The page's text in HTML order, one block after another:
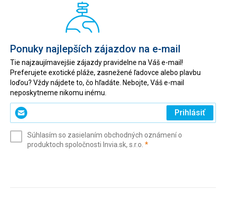
Ponuky najlepších zájazdov na e-mail
Tie najzaujímavejšie zájazdy pravidelne na Váš e-mail!
Preferujete exotické pláže, zasnežené ľadovce alebo plavbu
loďou? Vždy nájdete to, čo hľadáte. Nebojte, Váš e-mail
neposkytneme nikomu inému.
Zadajte
svoj
(povinné)
Prihlásiť
Súhlasím so zasielaním obchodných oznámení o
produktoch spoločnosti Invia.sk, s.r.o. *(povinné)